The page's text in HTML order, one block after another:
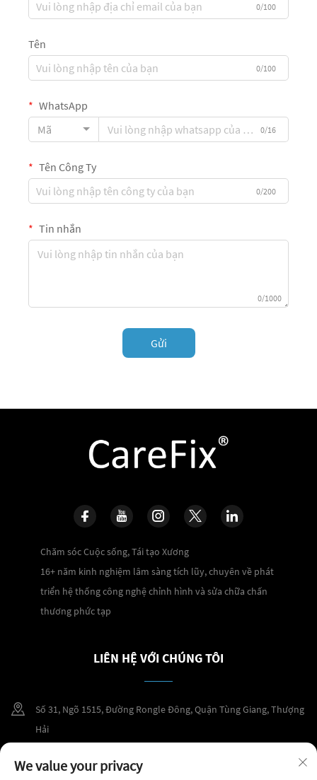
0/100
Tên
0/100
WhatsApp
Mã
0/16
Tên Công Ty
0/200
Tin nhắn
0/1000
Gửi
Chăm sóc Cuộc sống, Tái tạo Xương
16+ năm kinh nghiệm lâm sàng tích lũy, chuyên về phát
triển hệ thống công nghệ chỉnh hình và sửa chữa chấn
thương phức tạp
LIÊN HỆ VỚI CHÚNG TÔI
Số 31, Ngõ 1515, Đường Rongle Đông, Quận Tùng Giang, Thượng
Hải
+86 400 098 2859
We value your privacy